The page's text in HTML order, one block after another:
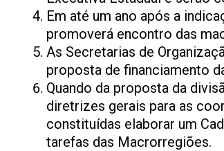
Em até um ano após a
promoverá encontro das
As Secretarias de
proposta de financiamento
Quando da proposta da
diretrizes gerais para as
constituídas elaborar um
tarefas das Macrorregiões.